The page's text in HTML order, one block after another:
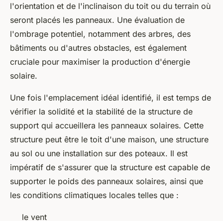
l'orientation et de l'inclinaison du toit ou du terrain où
seront placés les panneaux. Une évaluation de
l'ombrage potentiel, notamment des arbres, des
bâtiments ou d'autres obstacles, est également
cruciale pour maximiser la production d'énergie
solaire.
Une fois l'emplacement idéal identifié, il est temps de
vérifier la solidité et la stabilité de la structure de
support qui accueillera les panneaux solaires. Cette
structure peut être le toit d'une maison, une structure
au sol ou une installation sur des poteaux. Il est
impératif de s'assurer que la structure est capable de
supporter le poids des panneaux solaires, ainsi que
les conditions climatiques locales telles que :
le vent